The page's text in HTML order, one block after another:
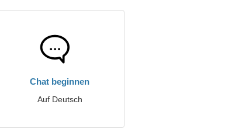
Chat beginnen
Auf Deutsch